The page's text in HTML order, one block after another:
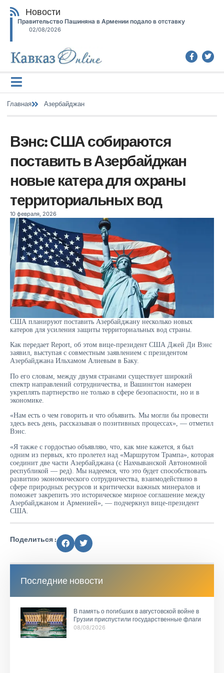
Новости
Правительство Пашиняна в Армении подало в отставку
02/08/2026
Главная Азербайджан
Вэнс: США собираются
поставить в Азербайджан
новые катера для охраны
территориальных вод
10 февраля, 2026
США планируют поставить Азербайджану несколько новых
катеров для усиления защиты территориальных вод страны.
Как передает Report, об этом вице-президент США Джей Ди Вэнс
заявил, выступая с совместным заявлением с президентом
Азербайджана Ильхамом Алиевым в Баку.
По его словам, между двумя странами существует широкий
спектр направлений сотрудничества, и Вашингтон намерен
укреплять партнерство не только в сфере безопасности, но и в
экономике.
«Нам есть о чем говорить и что объявить. Мы могли бы провести
здесь весь день, рассказывая о позитивных процессах», — отметил
Вэнс.
«Я также с гордостью объявляю, что, как мне кажется, я был
одним из первых, кто пролетел над «Маршрутом Трампа», которая
соединит две части Азербайджана (с Нахчыванской Автономной
республикой — ред). Мы надеемся, что это будет способствовать
развитию экономического сотрудничества, взаимодействию в
сфере природных ресурсов и критически важных минералов и
поможет закрепить это историческое мирное соглашение между
Азербайджаном и Арменией», — подчеркнул вице-президент
США.
Поделиться :
Последние новости
В память о погибших в августовской войне в
Грузии приспустили государственные флаги
08/08/2026